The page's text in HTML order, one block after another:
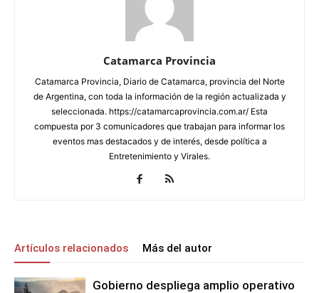
Catamarca Provincia
Catamarca Provincia, Diario de Catamarca, provincia del Norte
de Argentina, con toda la información de la región actualizada y
seleccionada. https://catamarcaprovincia.com.ar/ Esta
compuesta por 3 comunicadores que trabajan para informar los
eventos mas destacados y de interés, desde política a
Entretenimiento y Virales.
Artículos relacionados Más del autor
Gobierno despliega amplio operativo